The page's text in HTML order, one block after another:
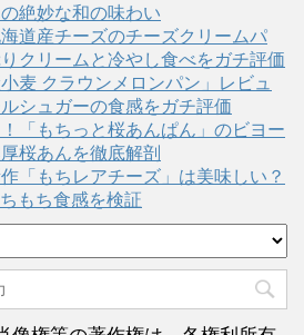
絶妙な和の味わい
道産チーズのチーズクリームパ
クリームと冷やし食べをガチ評価
麦 クラウンメロンパン」レビュ
シュガーの食感をガチ評価
「もちっと桜あんぱん」のビヨー
桜あんを徹底解剖
「もちレアチーズ」は美味しい？
もち食感を検証